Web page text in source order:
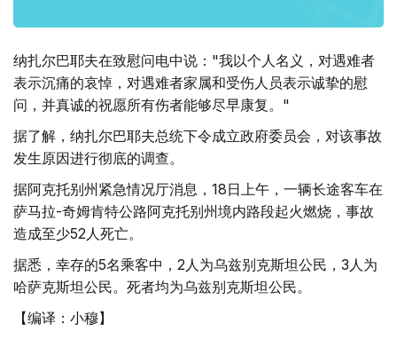
纳扎尔巴耶夫在致慰问电中说："我以个人名义，对遇难者
表示沉痛的哀悼，对遇难者家属和受伤人员表示诚挚的慰
问，并真诚的祝愿所有伤者能够尽早康复。"
据了解，纳扎尔巴耶夫总统下令成立政府委员会，对该事故
发生原因进行彻底的调查。
据阿克托别州紧急情况厅消息，18日上午，一辆长途客车在
萨马拉-奇姆肯特公路阿克托别州境内路段起火燃烧，事故
造成至少52人死亡。
据悉，幸存的5名乘客中，2人为乌兹别克斯坦公民，3人为
哈萨克斯坦公民。死者均为乌兹别克斯坦公民。
【编译：小穆】